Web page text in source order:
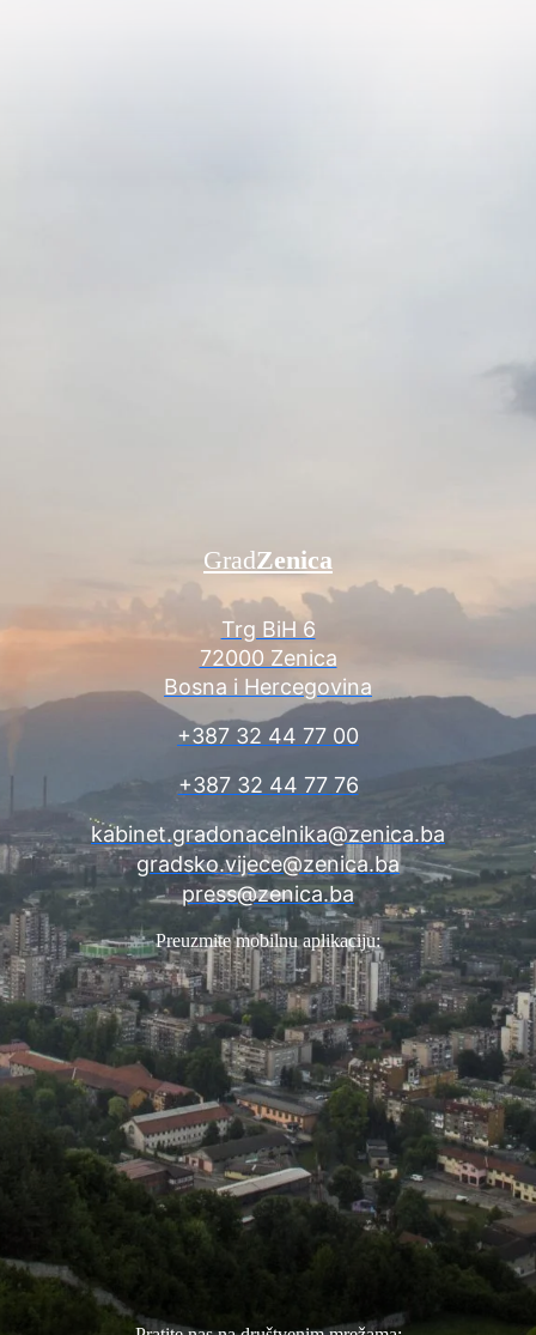
Trg BiH 6
72000 Zenica
Bosna i Hercegovina
+387 32 44 77 00
+387 32 44 77 76
kabinet.gradonacelnika@zenica.ba
gradsko.vijece@zenica.ba
press@zenica.ba
GradZenica
Preuzmite mobilnu aplikaciju: